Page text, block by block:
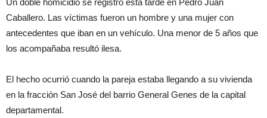
Caballero. Las víctimas fueron un hombre y una mujer con
antecedentes que iban en un vehículo. Una menor de 5 años que
los acompañaba resultó ilesa.
El hecho ocurrió cuando la pareja estaba llegando a su vivienda
en la fracción San José del barrio General Genes de la capital
departamental.